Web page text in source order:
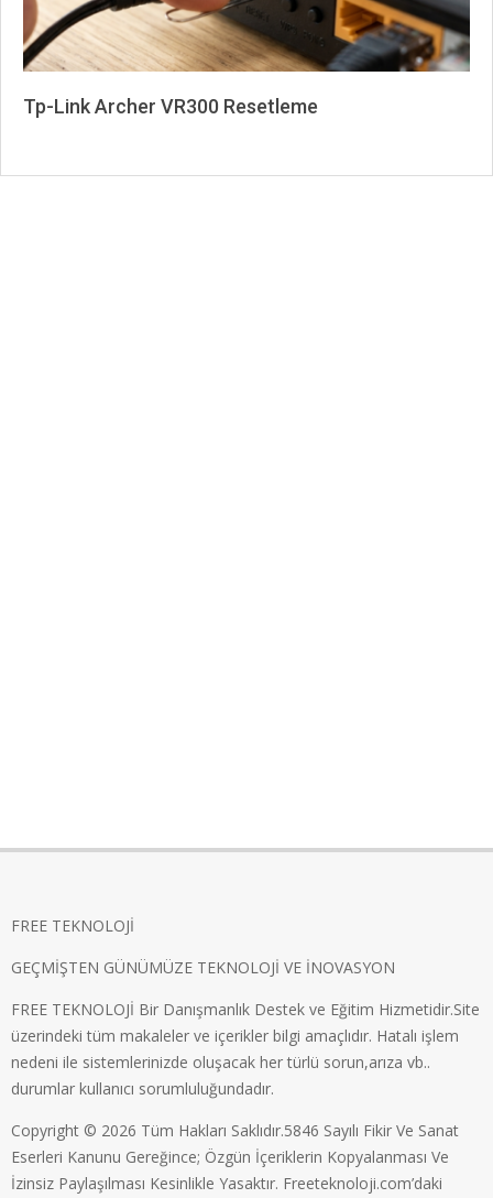
Tp-Link Archer VR300 Resetleme
FREE TEKNOLOJİ
GEÇMİŞTEN GÜNÜMÜZE TEKNOLOJİ VE İNOVASYON
FREE TEKNOLOJİ Bir Danışmanlık Destek ve Eğitim Hizmetidir.Site
üzerindeki tüm makaleler ve içerikler bilgi amaçlıdır. Hatalı işlem
nedeni ile sistemlerinizde oluşacak her türlü sorun,arıza vb..
durumlar kullanıcı sorumluluğundadır.
Copyright © 2026 Tüm Hakları Saklıdır.5846 Sayılı Fikir Ve Sanat
Eserleri Kanunu Gereğince; Özgün İçeriklerin Kopyalanması Ve
İzinsiz Paylaşılması Kesinlikle Yasaktır. Freeteknoloji.com’daki